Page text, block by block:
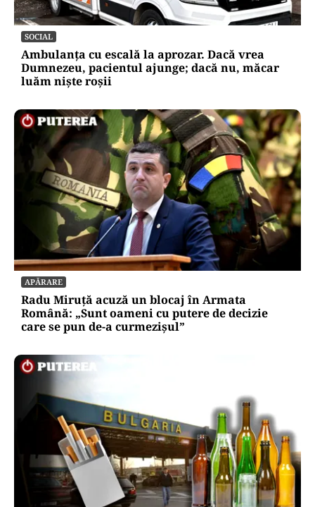
SOCIAL
Ambulanța cu escală la aprozar. Dacă vrea
Dumnezeu, pacientul ajunge; dacă nu, măcar
luăm niște roșii
APĂRARE
Radu Miruță acuză un blocaj în Armata
Română: „Sunt oameni cu putere de decizie
care se pun de-a curmezișul”